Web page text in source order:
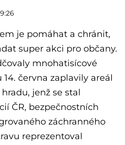
je pomáhat a chránit,
super akci pro občany.
mnohatisícové
června zaplavily areál
jenž se stal
ČR, bezpečnostních
záchranného
reprezentoval